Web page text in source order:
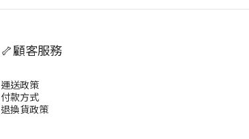
🦴顧客服務
運送政策
付款方式
退換貨政策